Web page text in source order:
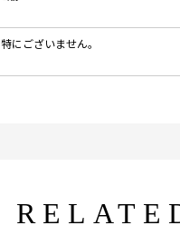
特にございません。